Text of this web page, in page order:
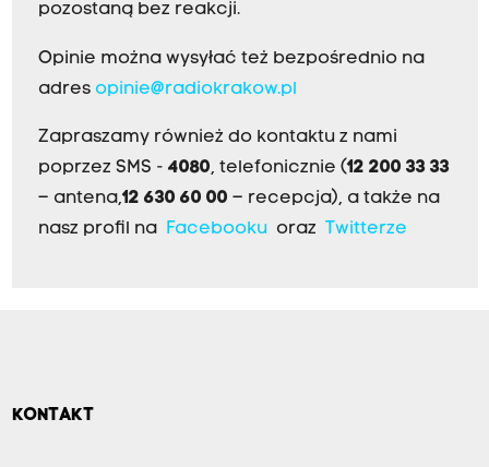
pozostaną bez reakcji.
Opinie można wysyłać też bezpośrednio na
adres opinie@radiokrakow.pl
Zapraszamy również do kontaktu z nami
poprzez SMS - 4080, telefonicznie (12 200 33 33
– antena,12 630 60 00 – recepcja), a także na
nasz profil na
Facebookuoraz Twitterze
KONTAKT